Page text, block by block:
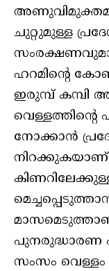
ചുറ്റുമുള്ള
ഹറമിന്റെ
ഇരുമ്പ് കമ്പി
വെള്ളത്തിന്റെ
നോക്കാന്‍
പുനരുദ്ധാരണ
സംസം വെള്ളം